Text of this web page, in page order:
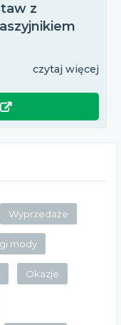
z
czytaj więcej
Wyprzedaże
mody
Okazje